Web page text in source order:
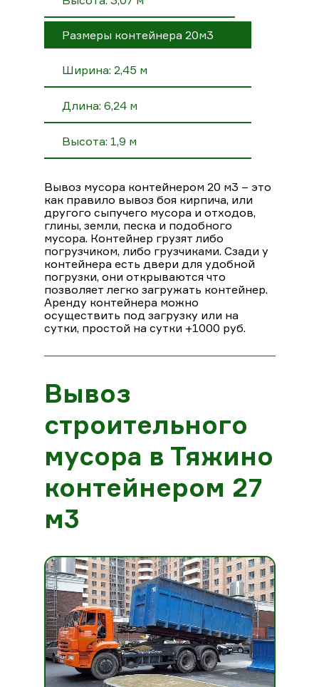
Размеры контейнера 20м3
Ширина: 2,45 м
Длина: 6,24 м
Высота: 1,9 м
Вывоз мусора контейнером 20 м3 – это
как правило вывоз боя кирпича, или
другого сыпучего мусора и отходов,
глины, земли, песка и подобного
мусора. Контейнер грузят либо
погрузчиком, либо грузчиками. Сзади у
контейнера есть двери для удобной
погрузки, они открываются что
позволяет легко загружать контейнер.
Аренду контейнера можно
осуществить под загрузку или на
сутки, простой на сутки +1000 руб.
Вывоз
строительного
мусора в Тяжино
контейнером 27
м3